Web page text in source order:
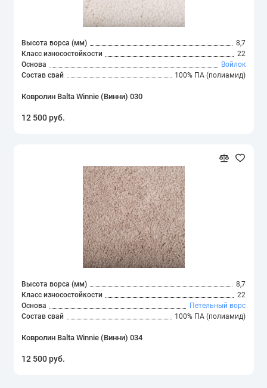
Высота ворса (мм)
8,7
Класс износостойкости
22
Основа
Войлок
Состав свай
100% ПА (полиамид)
Ковролин Balta Winnie (Винни) 030
12 500 руб.
Высота ворса (мм)
8,7
Класс износостойкости
22
Основа
Петельный ворс
Состав свай
100% ПА (полиамид)
Ковролин Balta Winnie (Винни) 034
12 500 руб.